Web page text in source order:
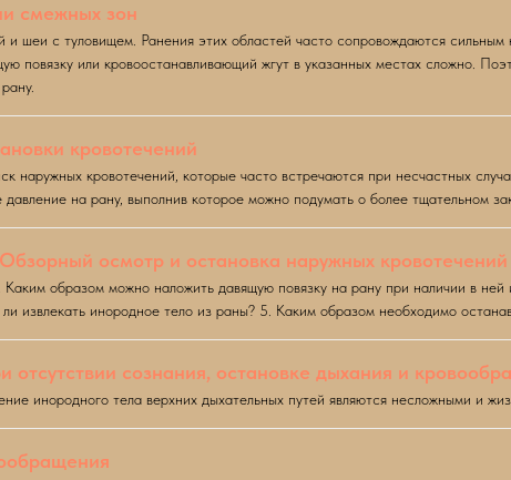
смежных зон
шеи с туловищем. Ранения этих областей часто сопровождаются
повязку или кровоостанавливающий жгут в указанных местах сложно.
кровотечений
наружных кровотечений, которые часто встречаются при несчастных
давление на рану, выполнив которое можно подумать о более тщательном
осмотр и остановка наружных кровотечений
образом можно наложить давящую повязку на рану при наличии в
извлекать инородное тело из раны? 5. Каким образом необходимо
сознания, остановке дыхания и
инородного тела верхних дыхательных путей являются несложными и